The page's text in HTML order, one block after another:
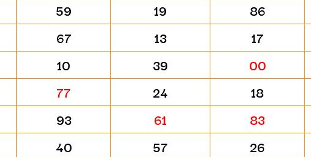
59 19 86
67 13 17
10 39 00
77 24 18
93 61 83
40 57 26